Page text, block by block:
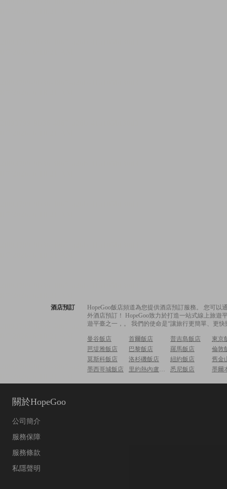
酒店預訂
HopeGoo飯店頻道為您提供酒店預訂服務。 您可
外酒店預訂！ HopeGoo致力於打造一站式線上旅
遊平臺之一，。 我們的使命是“讓旅行更簡單、更
曼谷飯店 首爾飯店 普吉島飯店
東京
芭堤雅飯店
巴黎飯店 羅馬飯店
倫敦
莫斯科飯店
洛杉磯飯店 紐約飯店
舊金
墨西哥城飯店
里約熱內盧飯店 悉尼飯店 墨爾
關於HopeGoo
公司簡介
服務保障
服務條款
私隱聲明